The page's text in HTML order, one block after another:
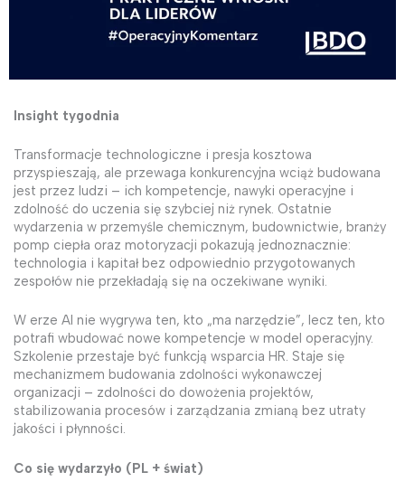
Insight tygodnia
Transformacje technologiczne i presja kosztowa
przyspieszają, ale przewaga konkurencyjna wciąż budowana
jest przez ludzi – ich kompetencje, nawyki operacyjne i
zdolność do uczenia się szybciej niż rynek. Ostatnie
wydarzenia w przemyśle chemicznym, budownictwie, branży
pomp ciepła oraz motoryzacji pokazują jednoznacznie:
technologia i kapitał bez odpowiednio przygotowanych
zespołów nie przekładają się na oczekiwane wyniki.
W erze AI nie wygrywa ten, kto „ma narzędzie”, lecz ten, kto
potrafi wbudować nowe kompetencje w model operacyjny.
Szkolenie przestaje być funkcją wsparcia HR. Staje się
mechanizmem budowania zdolności wykonawczej
organizacji – zdolności do dowożenia projektów,
stabilizowania procesów i zarządzania zmianą bez utraty
jakości i płynności.
Co się wydarzyło (PL + świat)